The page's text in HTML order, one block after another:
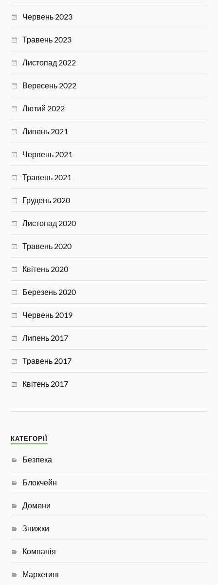
Червень 2023
Травень 2023
Листопад 2022
Вересень 2022
Лютий 2022
Липень 2021
Червень 2021
Травень 2021
Грудень 2020
Листопад 2020
Травень 2020
Квітень 2020
Березень 2020
Червень 2019
Липень 2017
Травень 2017
Квітень 2017
КАТЕГОРІЇ
Безпека
Блокчейн
Домени
Знижки
Компанія
Маркетинг